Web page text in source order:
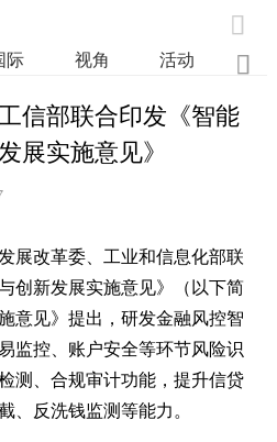

际 视角 活动 业

信部联合印发《智能
展实施意见》
展改革委、工业和信息化部联
创新发展实施意见》（以下简
意见》提出，研发金融风控智
监控、账户安全等环节风险识
测、合规审计功能，提升信贷
、反洗钱监测等能力。